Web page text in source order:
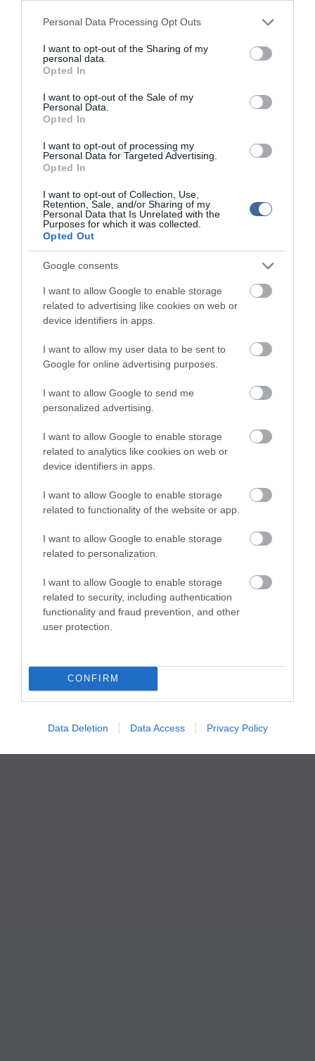
Please note that this website/app uses one or more Google
not limited to your visit or usage behaviour. You may click to
grant or deny consent to Google and its third-party tags to
use your data for below specified purposes in below Google
consent section.
Personal Data Processing Opt Outs
I want to opt-out of the Sharing of my
personal data.
Opted In
I want to opt-out of the Sale of my
Personal Data.
Opted In
I want to opt-out of processing my
Personal Data for Targeted Advertising.
Opted In
I want to opt-out of Collection, Use,
Retention, Sale, and/or Sharing of my
Personal Data that Is Unrelated with the
Purposes for which it was collected.
Opted Out
Google consents
I want to allow Google to enable storage
related to advertising like cookies on web or
device identifiers in apps.
I want to allow my user data to be sent to
Google for online advertising purposes.
I want to allow Google to send me
personalized advertising.
I want to allow Google to enable storage
related to analytics like cookies on web or
device identifiers in apps.
I want to allow Google to enable storage
related to functionality of the website or app.
I want to allow Google to enable storage
related to personalization.
I want to allow Google to enable storage
related to security, including authentication
functionality and fraud prevention, and other
user protection.
CONFIRM
Data Deletion Data Access Privacy Policy
Vizes Eb - Megvan az első magyar arany, a nyíltvízi úszó
Betlehem Dávid nyerte a kieséses versenyt
Tanár Úr gyere, mindjárt lesz Lillád!
JólVanna
2022.05.10 20:31
Porvihar
Mit szólsz? Ide minden baromságot...
2022.03.29 16:06
Médiaajánlat és hirdetési akciók Impresszum
Adatvédelmi
nyiltakozat• Fórum•Írj Nekünk!•